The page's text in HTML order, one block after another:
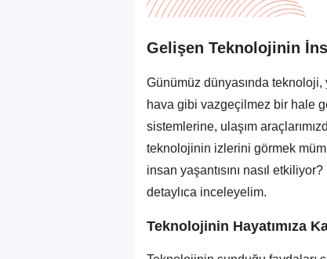
Gelişen Teknolojinin
Günümüz dünyasında teknoloji,
hava gibi vazgeçilmez bir hale
sistemlerine, ulaşım
teknolojinin izlerini görmek
insan yaşantısını nasıl
detaylıca inceleyelim.
Teknolojinin Hayatımıza